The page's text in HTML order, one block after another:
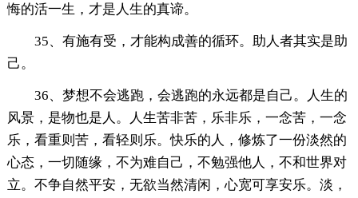
悔的活一生，才是人生的真谛。
35、有施有受，才能构成善的循环。助人者其实是助
己。
36、梦想不会逃跑，会逃跑的永远都是自己。人生的
风景，是物也是人。人生苦非苦，乐非乐，一念苦，一念
乐，看重则苦，看轻则乐。快乐的人，修炼了一份淡然的
心态，一切随缘，不为难自己，不勉强他人，不和世界对
立。不争自然平安，无欲当然清闲，心宽可享安乐。淡，